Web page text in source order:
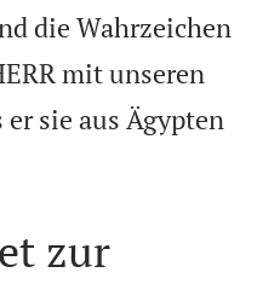
die Wahrzeichen
mit unseren
sie aus Ägypten
zur